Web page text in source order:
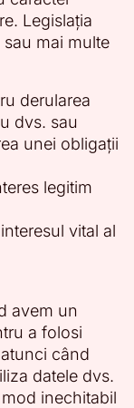
Legislația
mai multe
derularea
dvs. sau
unei obligații
legitim
vital al
avem un
a folosi
când
datele dvs.
inechitabil